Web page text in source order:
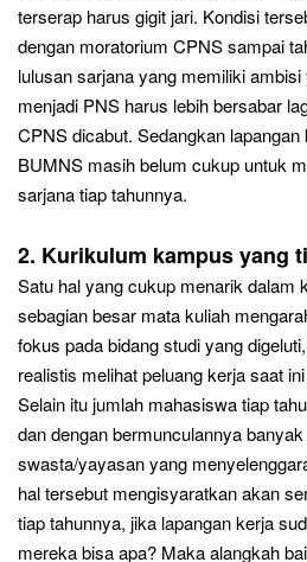
terserap harus gigit jari. Kondisi
dengan moratorium CPNS sampai
lulusan sarjana yang memiliki ambisi
menjadi PNS harus lebih bersabar
CPNS dicabut. Sedangkan lapangan
BUMNS masih belum cukup untuk
sarjana tiap tahunnya.
2. Kurikulum kampus yang
Satu hal yang cukup menarik dalam
sebagian besar mata kuliah
fokus pada bidang studi yang
realistis melihat peluang kerja saat
Selain itu jumlah mahasiswa tiap
dan dengan bermunculannya
swasta/yayasan yang
hal tersebut mengisyaratkan akan
tiap tahunnya, jika lapangan kerja
mereka bisa apa? Maka alangkah